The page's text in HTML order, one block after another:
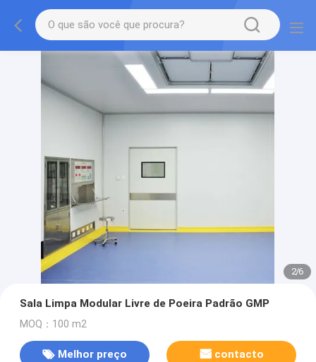
2/6
Sala Limpa Modular Livre de Poeira Padrão GMP
MOQ：100 m2
Melhor preço contacto